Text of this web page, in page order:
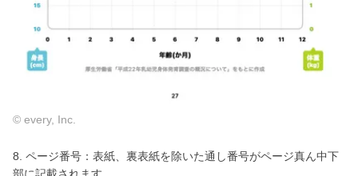
© every, Inc.
8. ページ番号：表紙、裏表紙を除いた通し番号がページ真ん中下